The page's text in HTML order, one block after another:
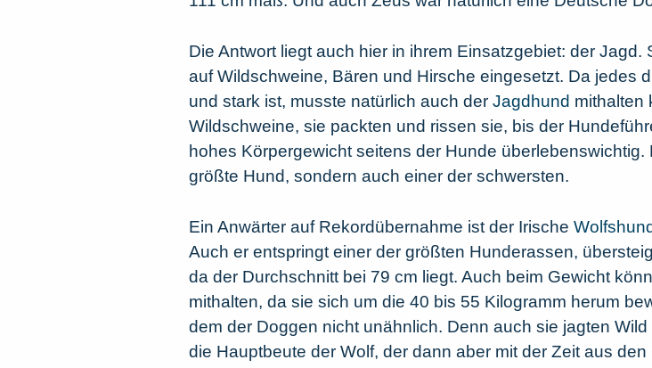
Die Antwort liegt auch hier in ihrem Einsatzgebiet: der
auf Wildschweine, Bären und Hirsche eingesetzt. Da jedes
und stark ist, musste natürlich auch der Jagdhund mithalten
Wildschweine, sie packten und rissen sie, bis der
hohes Körpergewicht seitens der Hunde
größte Hund, sondern auch einer der schwersten.
Ein Anwärter auf Rekordübernahme ist der Irische
Auch er entspringt einer der größten Hunderassen,
da der Durchschnitt bei 79 cm liegt. Auch beim Gewicht
mithalten, da sie sich um die 40 bis 55 Kilogramm herum
dem der Doggen nicht unähnlich. Denn auch sie jagten
die Hauptbeute der Wolf, der dann aber mit der Zeit aus